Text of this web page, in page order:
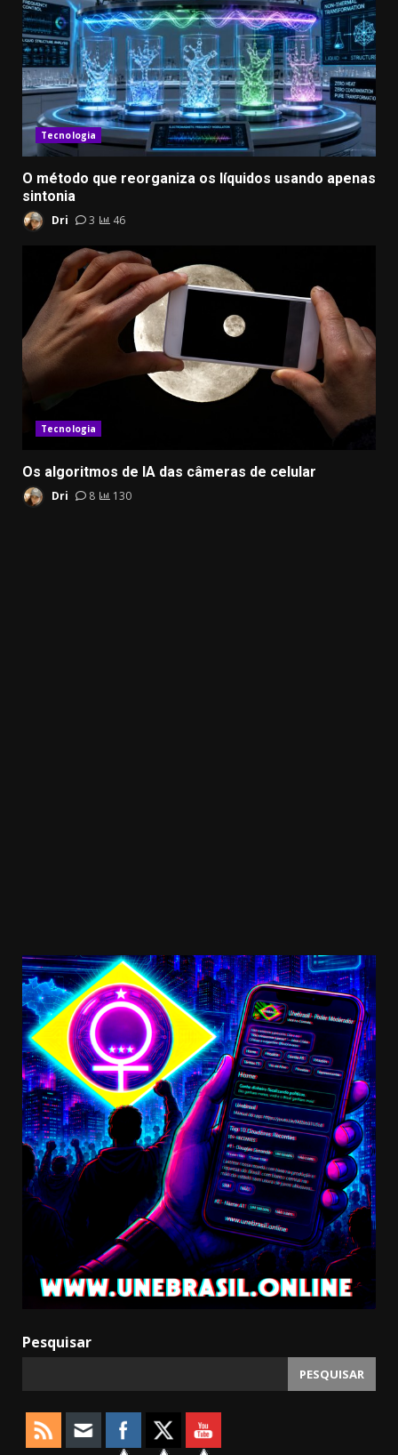
Tecnologia
​O método que reorganiza os líquidos usando apenas
sintonia
Dri 3 46
Tecnologia
Os algoritmos de IA das câmeras de celular
Dri 8 130
Pesquisar
PESQUISAR